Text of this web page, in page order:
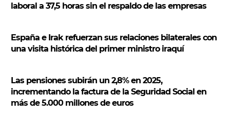
laboral a 37,5 horas sin el respaldo de las empresas
España e Irak refuerzan sus relaciones bilaterales con
una visita histórica del primer ministro iraquí
Las pensiones subirán un 2,8% en 2025,
incrementando la factura de la Seguridad Social en
más de 5.000 millones de euros